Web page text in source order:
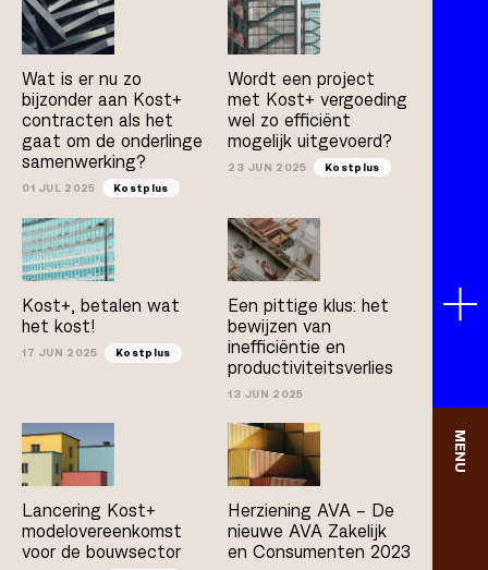
MENU
Wat is er nu zo
bijzonder aan Kost+
contracten als het
gaat om de onderlinge
samenwerking?
01 JUL 2025 Kostplus
Wordt een project
met Kost+ vergoeding
wel zo efficiënt
mogelijk uitgevoerd?
23 JUN 2025 Kostplus
Kost+, betalen wat
het kost!
17 JUN 2025 Kostplus
Een pittige klus: het
bewijzen van
inefficiëntie en
productiviteitsverlies
13 JUN 2025
Lancering Kost+
modelovereenkomst
voor de bouwsector
Herziening AVA – De
nieuwe AVA Zakelijk
en Consumenten 2023